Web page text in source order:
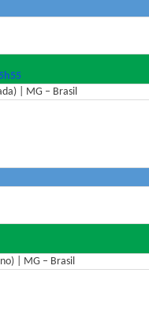
| MG – Brasil
| MG – Brasil